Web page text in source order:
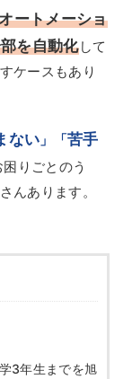
ートメーショ
を自動化して
ケースもあり
ない 」「苦手
りごとのう
んあります。
3年生までを旭